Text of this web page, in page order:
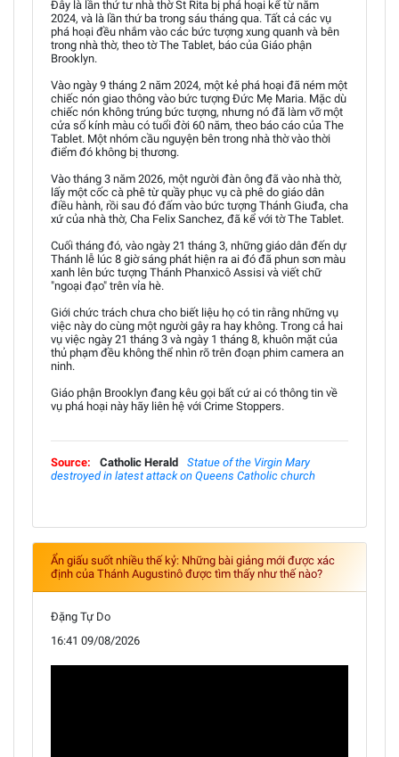
Đây là lần thứ tư nhà thờ St Rita bị phá hoại kể từ năm
2024, và là lần thứ ba trong sáu tháng qua. Tất cả các vụ
phá hoại đều nhắm vào các bức tượng xung quanh và bên
trong nhà thờ, theo tờ The Tablet, báo của Giáo phận
Brooklyn.
Vào ngày 9 tháng 2 năm 2024, một kẻ phá hoại đã ném một
chiếc nón giao thông vào bức tượng Đức Mẹ Maria. Mặc dù
chiếc nón không trúng bức tượng, nhưng nó đã làm vỡ một
cửa sổ kính màu có tuổi đời 60 năm, theo báo cáo của The
Tablet. Một nhóm cầu nguyện bên trong nhà thờ vào thời
điểm đó không bị thương.
Vào tháng 3 năm 2026, một người đàn ông đã vào nhà thờ,
lấy một cốc cà phê từ quầy phục vụ cà phê do giáo dân
điều hành, rồi sau đó đấm vào bức tượng Thánh Giuđa, cha
xứ của nhà thờ, Cha Felix Sanchez, đã kể với tờ The Tablet.
Cuối tháng đó, vào ngày 21 tháng 3, những giáo dân đến dự
Thánh lễ lúc 8 giờ sáng phát hiện ra ai đó đã phun sơn màu
xanh lên bức tượng Thánh Phanxicô Assisi và viết chữ
"ngoại đạo" trên vỉa hè.
Giới chức trách chưa cho biết liệu họ có tin rằng những vụ
việc này do cùng một người gây ra hay không. Trong cả hai
vụ việc ngày 21 tháng 3 và ngày 1 tháng 8, khuôn mặt của
thủ phạm đều không thể nhìn rõ trên đoạn phim camera an
ninh.
Giáo phận Brooklyn đang kêu gọi bất cứ ai có thông tin về
vụ phá hoại này hãy liên hệ với Crime Stoppers.
Source: Catholic Herald
Statue of the Virgin Mary
destroyed in latest attack on Queens Catholic church
Ẩn giấu suốt nhiều thế kỷ: Những bài giảng mới được xác
định của Thánh Augustinô được tìm thấy như thế nào?
Đặng Tự Do
16:41 09/08/2026